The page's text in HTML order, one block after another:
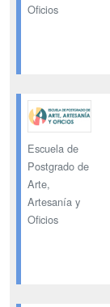
Oficios
Escuela de
Postgrado de
Arte,
Artesanía y
Oficios